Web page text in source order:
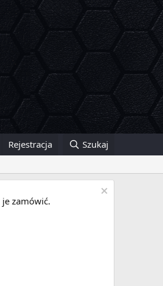
Rejestracja Szukaj
zamówić.